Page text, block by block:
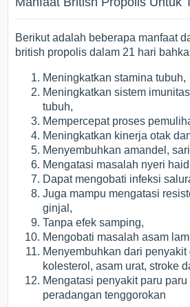
Berikut adalah beberapa manfaat
british propolis dalam 21 hari
Meningkatkan stamina tubuh,
Meningkatkan sistem
tubuh,
Mempercepat proses
Meningkatkan kinerja otak
Menyembuhkan amandel,
Mengatasi masalah nyeri
Dapat mengobati infeksi
Juga mampu mengatasi
ginjal,
Tanpa efek samping,
Mengobati masalah asam
Menyembuhkan dari
kolesterol, asam urat, stroke
Mengatasi penyakit paru
peradangan tenggorokan